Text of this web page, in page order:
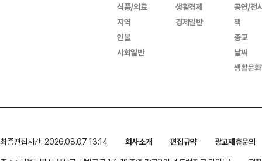
식품/의료
지역
인물
사회일반
생활경제
경제일반
공연/전
책
종교
날씨
생활문
최종편집시간: 2026.08.07 13:14 회사소개 편집규약
광고제휴문의